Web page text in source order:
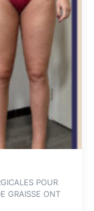
POUR
GRAISSE ONT